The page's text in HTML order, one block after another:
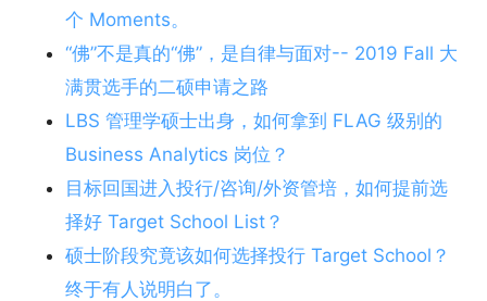
个 Moments。
“佛”不是真的“佛”，是自律与面对-- 2019 Fall 大
满贯选手的二硕申请之路
LBS 管理学硕士出身，如何拿到 FLAG 级别的
Business Analytics 岗位？
目标回国进入投行/咨询/外资管培，如何提前选
择好 Target School List？
硕士阶段究竟该如何选择投行 Target School？
终于有人说明白了。